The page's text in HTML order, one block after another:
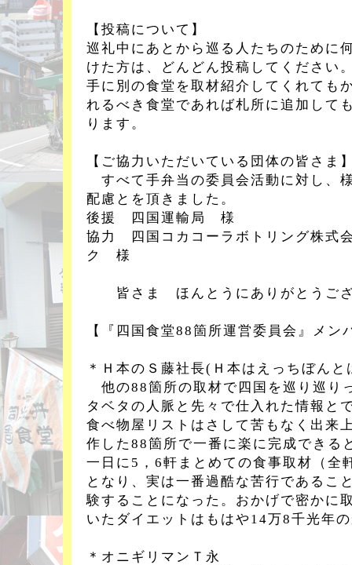
【投稿について】
巡礼中にあとから巡る人たちのために
けた方は、どんどん投稿してください
手に別の食堂を取材紹介してくれても
れるべき食堂であれば札所に追加して
ります。
【ご協力いただいている団体の皆さま
すべて手弁当の委員会活動に対し、
配慮とを頂きました。
後援 四国運輸局 様
協力 四国コカコーラボトリング株式
ク 様
皆さま ほんとうにありがとうご
【『四国食堂88箇所運営委員会』メン
＊Ｈ本のＳ藤社長(Ｈ本はえっちぼん
他の88箇所の取材で四国を巡り巡り
タベタの人脈と先々で仕入れた情報と
食べ物屋リストはさして苦もなく出来
作した88箇所で一番に楽に完成できる
一日に5，6軒まとめての食事取材（全
となり、実は一番過酷な苦行であるこ
験することになった。おかげで密かに
いたダイエットはもはや14万8千光年
＊オニギリマンＴ永